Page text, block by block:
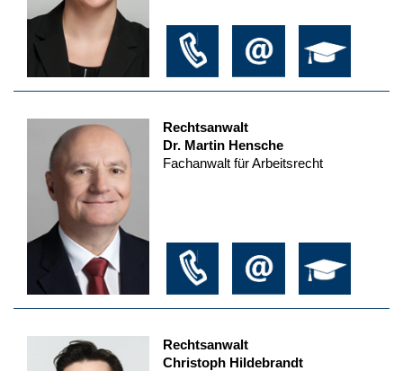
Rechtsanwalt
Dr. Martin Hensche
Fachanwalt für Arbeitsrecht
Rechtsanwalt
Christoph Hildebrandt